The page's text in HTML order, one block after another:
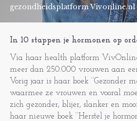
gezondheidsplatform Vivonline.nl
In 10 stappen je hormonen op
Via haar health platform
meer dan 250.000 vrouwen aan
Vorig jaar is haar boek ‘’Gezonder
waarmee ze vrouwen en vooral
zich gezonder, blijer, slanker en
haar nieuwe boek ‘’Herstel je